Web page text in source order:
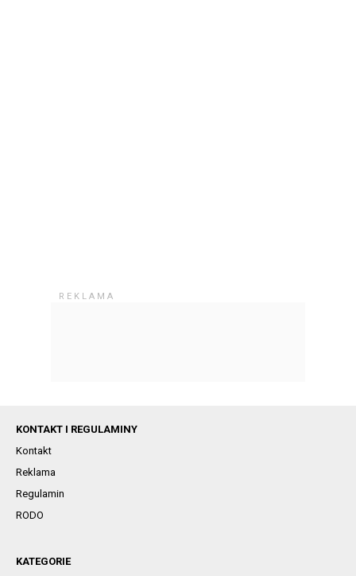
KONTAKT I REGULAMINY
Kontakt
Reklama
Regulamin
RODO
KATEGORIE